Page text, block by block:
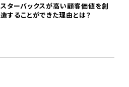
スターバックスが高い顧客価値を創
造することができた理由とは？